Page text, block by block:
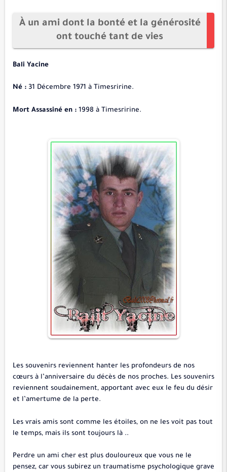
À un ami dont la bonté et la générosité
ont touché tant de vies
Bali Yacine
Né : 31 Décembre 1971 à Timesririne.
Mort Assassiné en : 1998 à Timesririne.
Les souvenirs reviennent hanter les profondeurs de nos
cœurs à l’anniversaire du décès de nos proches. Les souvenirs
reviennent soudainement, apportant avec eux le feu du désir
et l’amertume de la perte.
Les vrais amis sont comme les étoiles, on ne les voit pas tout
le temps, mais ils sont toujours là ..
Perdre un ami cher est plus douloureux que vous ne le
pensez, car vous subirez un traumatisme psychologique grave